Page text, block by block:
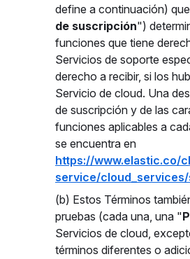
define a continuación)
de suscripción")
funciones que tiene
Servicios de soporte
derecho a recibir, si los
Servicio de cloud. Una
de suscripción y de las
funciones aplicables a
se encuentra en
https://www.elastic.co/
service/
(b) Estos Términos
pruebas (cada una, una "
Servicios de cloud,
términos diferentes o